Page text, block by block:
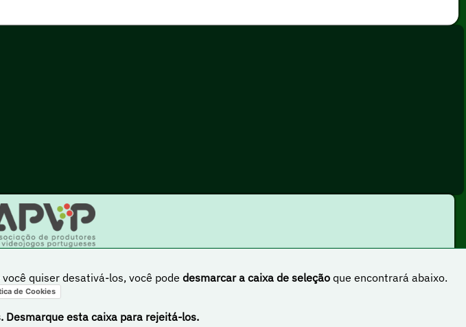
quiser desativá-los, você pode desmarcar a caixa de seleçãoque encontrará abaixo.
de Cookies
Desmarque esta caixa para rejeitá-los.
NãoComercial-PartilhaIgual 4.0 Internacional